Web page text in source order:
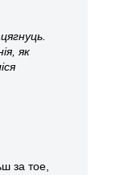
як
за тое,